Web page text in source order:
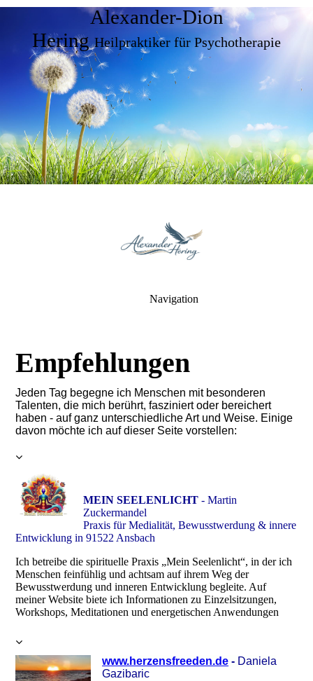
Alexander-Dion
Hering Heilpraktiker für Psychotherapie
Navigation
Empfehlungen
Jeden Tag begegne ich Menschen mit besonderen
Talenten, die mich berührt, fasziniert oder bereichert
haben - auf ganz unterschiedliche Art und Weise. Einige
davon möchte ich auf dieser Seite vorstellen:
MEIN SEELENLICHT - Martin
Zuckermandel
Praxis für Medialität, Bewusstwerdung & innere
Entwicklung in 91522 Ansbach
Ich betreibe die spirituelle Praxis „Mein Seelenlicht“, in der ich
Menschen feinfühlig und achtsam auf ihrem Weg der
Bewusstwerdung und inneren Entwicklung begleite. Auf
meiner Website biete ich Informationen zu Einzelsitzungen,
Workshops, Meditationen und energetischen Anwendungen
www.herzensfreeden.de - Daniela
Gazibaric